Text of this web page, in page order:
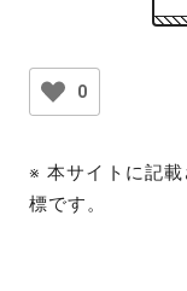
0
※ 本サイトに記
標です。